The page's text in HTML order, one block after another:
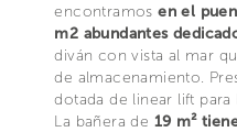
encontramosen el
m2 abundantes
diván con vista al mar
de almacenamiento.
dotada de linear lift
La bañera de 19 m²